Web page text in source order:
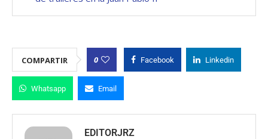
COMPARTIR 0 Facebook Linkedin
Whatsapp Email
EDITORJRZ